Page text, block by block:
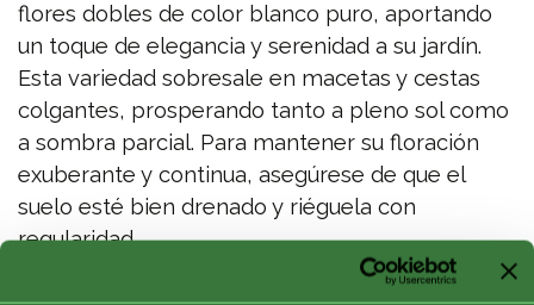
flores dobles de color blanco puro, aportando
un toque de elegancia y serenidad a su jardín.
Esta variedad sobresale en macetas y cestas
colgantes, prosperando tanto a pleno sol como
a sombra parcial. Para mantener su floración
exuberante y continua, asegúrese de que el
suelo esté bien drenado y riéguela con
regularidad.
Altura x Extensión/Tamaño: 30 x 60 cm